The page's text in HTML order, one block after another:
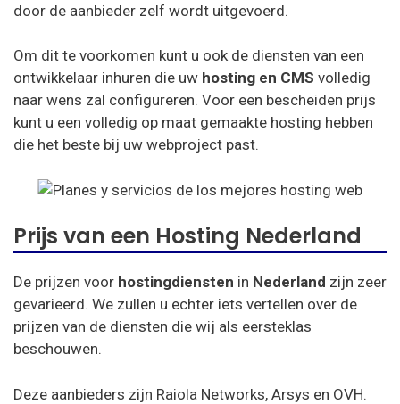
door de aanbieder zelf wordt uitgevoerd.
Om dit te voorkomen kunt u ook de diensten van een
ontwikkelaar inhuren die uw hosting en CMS volledig
naar wens zal configureren. Voor een bescheiden prijs
kunt u een volledig op maat gemaakte hosting hebben
die het beste bij uw webproject past.
Prijs van een Hosting Nederland
De prijzen voor hostingdiensten in Nederland zijn zeer
gevarieerd. We zullen u echter iets vertellen over de
prijzen van de diensten die wij als eersteklas
beschouwen.
Deze aanbieders zijn Raiola Networks, Arsys en OVH.